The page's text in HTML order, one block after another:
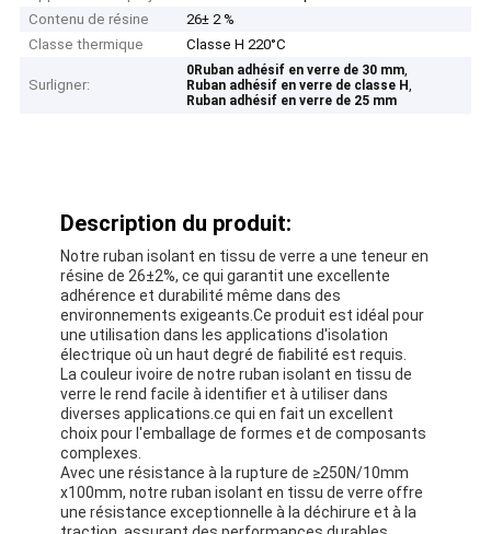
Contenu de résine
26± 2 %
Classe thermique
Classe H 220°C
Surligner:
0Ruban adhésif en verre de 30 mm,
Ruban adhésif en verre de classe H,
Ruban adhésif en verre de 25 mm
Description du produit:
Notre ruban isolant en tissu de verre a une teneur en
résine de 26±2%, ce qui garantit une excellente
adhérence et durabilité même dans des
environnements exigeants.Ce produit est idéal pour
une utilisation dans les applications d'isolation
électrique où un haut degré de fiabilité est requis.
La couleur ivoire de notre ruban isolant en tissu de
verre le rend facile à identifier et à utiliser dans
diverses applications.ce qui en fait un excellent
choix pour l'emballage de formes et de composants
complexes.
Avec une résistance à la rupture de ≥250N/10mm
x100mm, notre ruban isolant en tissu de verre offre
une résistance exceptionnelle à la déchirure et à la